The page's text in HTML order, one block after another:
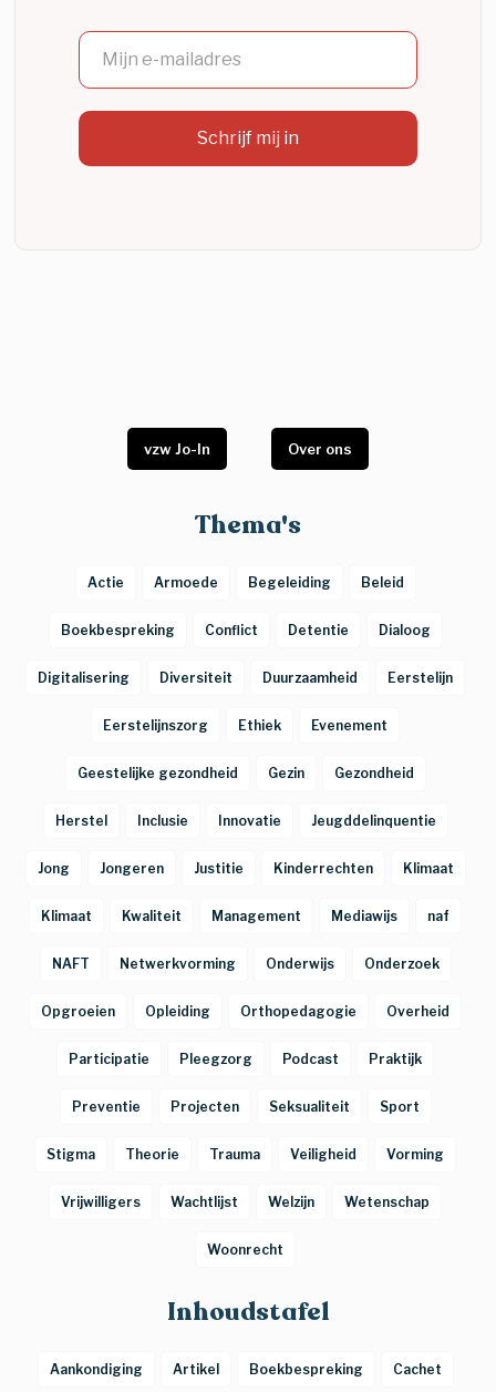
Inhoudstafel
Aankondiging Artikel Boekbespreking Cachet
Thema's
Actie Armoede Begeleiding Beleid
Boekbespreking Conflict Detentie Dialoog
Digitalisering Diversiteit Duurzaamheid Eerstelijn
Eerstelijnszorg Ethiek Evenement
Geestelijke gezondheid Gezin Gezondheid
Herstel Inclusie Innovatie Jeugddelinquentie
Jong Jongeren Justitie Kinderrechten Klimaat
Klimaat Kwaliteit Management Mediawijs naf
NAFT Netwerkvorming Onderwijs Onderzoek
Opgroeien Opleiding Orthopedagogie Overheid
Participatie Pleegzorg Podcast Praktijk
Preventie Projecten Seksualiteit Sport
Stigma Theorie Trauma Veiligheid Vorming
Vrijwilligers Wachtlijst Welzijn Wetenschap
Woonrecht
vzw Jo-In Over ons